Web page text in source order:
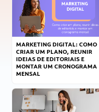
MARKETING DIGITAL: COMO
CRIAR UM PLANO, REUNIR
IDEIAS DE EDITORIAIS E
MONTAR UM CRONOGRAMA
MENSAL